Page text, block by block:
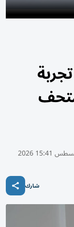
شارك